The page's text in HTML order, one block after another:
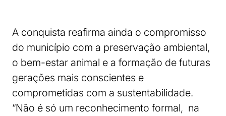
A conquista reafirma ainda o compromisso
do município com a preservação ambiental,
o bem-estar animal e a formação de futuras
gerações mais conscientes e
comprometidas com a sustentabilidade.
“Não é só um reconhecimento formal, na